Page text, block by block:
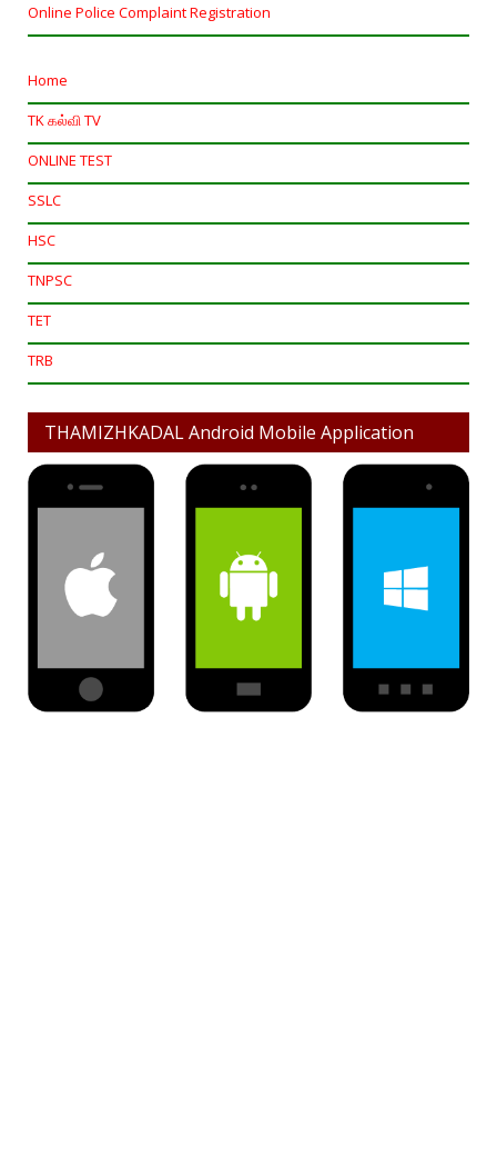
Online Police Complaint Registration
Home
TK கல்வி TV
ONLINE TEST
SSLC
HSC
TNPSC
TET
TRB
THAMIZHKADAL Android Mobile Application